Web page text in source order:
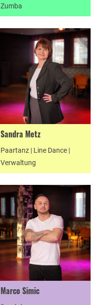
Zumba
Sandra Metz
Paartanz | Line Dance |
Verwaltung
Marco Simic